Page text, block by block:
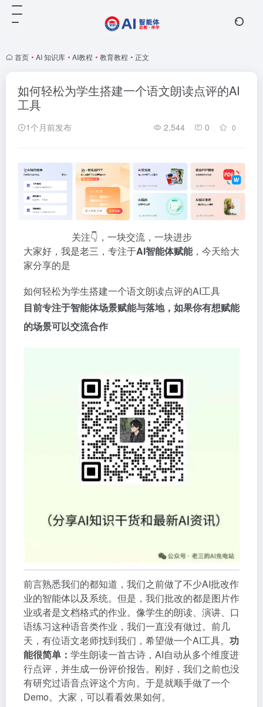
首页 • AI 知识库 • AI教程 • 教育教程 • 正文
如何轻松为学生搭建一个语文朗读点评的AI
工具
1个月前发布 2,544 0 0
关注👇，一块交流，一块进步
大家好，我是老三，专注于AI智能体赋能，今天给大
家分享的是
如何轻松为学生搭建一个语文朗读点评的AI工具
目前专注于智能体场景赋能与落地，如果你有想赋能
的场景可以交流合作
前言熟悉我们的都知道，我们之前做了不少AI批改作
业的智能体以及系统。但是，我们批改的都是图片作
业或者是文档格式的作业。像学生的朗读、演讲、口
语练习这种语音类作业，我们一直没有做过。前几
天，有位语文老师找到我们，希望做一个AI工具。 功
能很简单： 学生朗读一首古诗，AI自动从多个维度进
行点评，并生成一份评价报告。刚好，我们之前也没
有研究过语音点评这个方向。于是就顺手做了一个
Demo。大家，可以看看效果如何。